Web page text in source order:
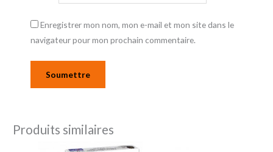
Enregistrer mon nom, mon e-mail et mon site dans le
navigateur pour mon prochain commentaire.
Produits similaires